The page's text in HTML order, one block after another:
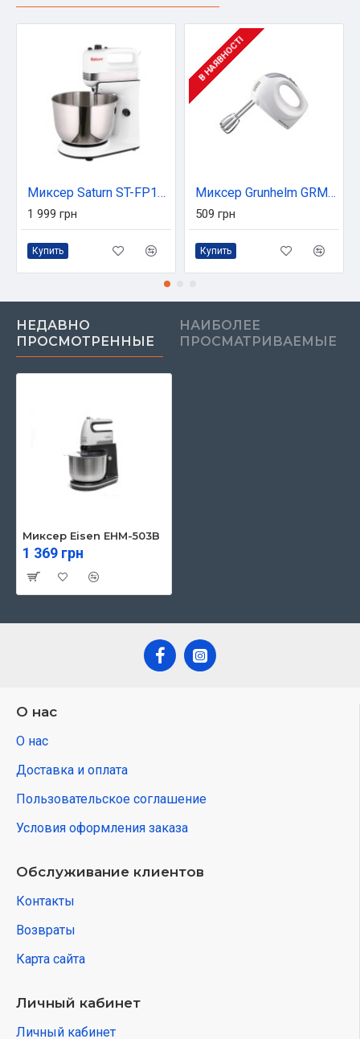
Миксер Saturn ST-FP1045
1 999 грн
Купить
В НАЯВНОСТІ
Миксер Grunhelm GRM613
509 грн
Купить
НЕДАВНО
ПРОСМОТРЕННЫЕ
НАИБОЛЕЕ
ПРОСМАТРИВАЕМЫЕ
Миксер Eisen EHM-503B
1 369 грн
О нас
О нас
Доставка и оплата
Пользовательское соглашение
Условия оформления заказа
Обслуживание клиентов
Контакты
Возвраты
Карта сайта
Личный кабинет
Личный кабинет